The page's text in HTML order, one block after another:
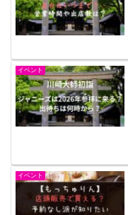
イベント
イベント